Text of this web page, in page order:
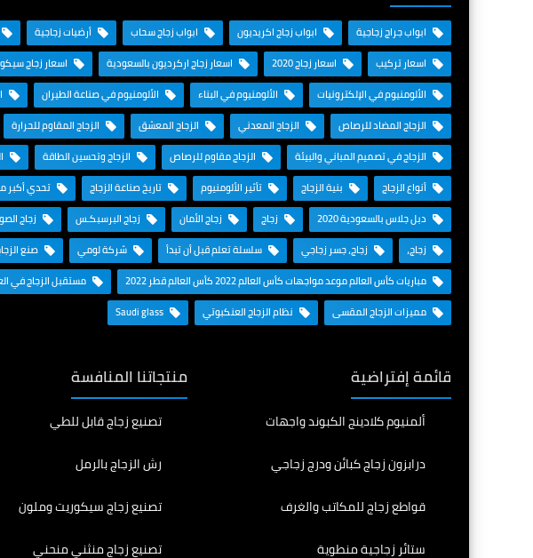
ابواب جراج زجاجية ابواب زجاج اكريديون ابواب زجاج سحاب أرضيات زجاجية
اسعار تركيب
اسعار زجاج 2020 اسعار زجاج اركرديون بالسعودية اسعار زجاج
الألومنيوم في الإلكترونيات
الألومنيوم في البناء الألومنيوم في صناعة الطيران
الزجاج المضاد للرصاص
الزجاج المعدني الزجاج المعشق الزجاج المقاوم للحرارة
الزجاج في تصميم المباني والبيئة
الزجاج مقاوم للرصاص الزجاج وتحسين الطاقة
أنواع الزجاج
بنية الزجاج تأثير الألومنيوم تاريخ صناعة الزجاج تحدي أكبر
دبل جلاس بالسعودية 2020
زجاج زجاج الأمان زجاج البرسبكـس زجاج
زجاج،
زجاج، جسر زجاجي سلسلة تعلم قبل أن تبدأ شركة لومي صنع
مباريات كأس العالم موعد مواجهات كأس العالم 2022 كأس العالم قطر 2022
مستقبل الزجاج في
مميزات الزجاج المقسى
نظام الزجاج العنكبوتي
قائمة إفتراضية
ألمنيوم كلادينج الكبوند واجهات
درابزون زجاج كبائن ودرج زجاجي
قواطع زجاج للمكاتب والغرف
ستائر زجاجية منطوية
منتجاتنا المنافسة
تصنيع زجاج قابل للطي
رش الزجاج بالرمل
تصنيع زجاج سيكوريت وملون
تصنيع زجاج منثني منحني